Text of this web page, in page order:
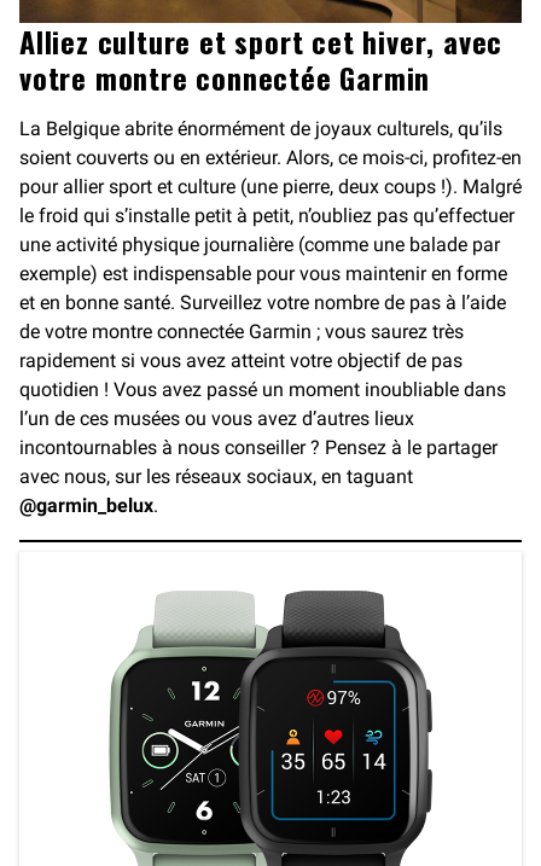
Alliez culture et sport cet hiver, avec
votre montre connectée Garmin
La Belgique abrite énormément de joyaux culturels, qu’ils
soient couverts ou en extérieur. Alors, ce mois-ci, profitez-en
pour allier sport et culture (une pierre, deux coups !). Malgré
le froid qui s’installe petit à petit, n’oubliez pas qu’effectuer
une activité physique journalière (comme une balade par
exemple) est indispensable pour vous maintenir en forme
et en bonne santé. Surveillez votre nombre de pas à l’aide
de votre montre connectée Garmin ; vous saurez très
rapidement si vous avez atteint votre objectif de pas
quotidien ! Vous avez passé un moment inoubliable dans
l’un de ces musées ou vous avez d’autres lieux
incontournables à nous conseiller ? Pensez à le partager
avec nous, sur les réseaux sociaux, en taguant
@garmin_belux.